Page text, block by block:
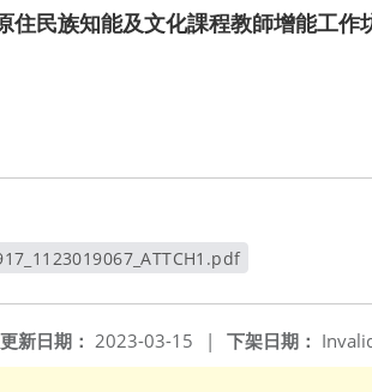
住民族知能及文化課程教師增能工作
下架日期：
新日期： 2023-03-15 |